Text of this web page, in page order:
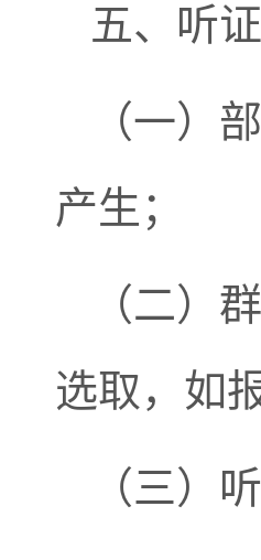
五、听
（一）
产生；
（二）
选取，如
（三）